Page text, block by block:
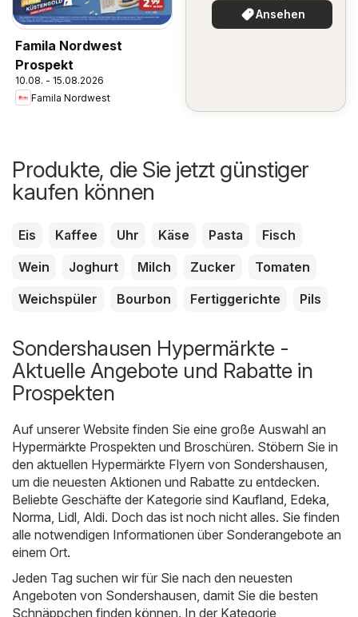
Famila Nordwest
Prospekt
10.08. - 15.08.2026
Famila Nordwest
Ansehen
Produkte, die Sie jetzt günstiger
kaufen können
Eis Kaffee Uhr Käse Pasta
Fisch
Wein
Joghurt Milch Zucker
Tomaten
Weichspüler
Bourbon Fertiggerichte Pils
Sondershausen Hypermärkte -
Aktuelle Angebote und Rabatte in
Prospekten
Auf unserer Website finden Sie eine große Auswahl an
Hypermärkte Prospekten und Broschüren. Stöbern Sie in
den aktuellen Hypermärkte Flyern von Sondershausen,
um die neuesten Aktionen und Rabatte zu entdecken.
Beliebte Geschäfte der Kategorie sind Kaufland, Edeka,
Norma, Lidl, Aldi. Doch das ist noch nicht alles. Sie finden
alle notwendigen Informationen über Sonderangebote an
einem Ort.
Jeden Tag suchen wir für Sie nach den neuesten
Angeboten von Sondershausen, damit Sie die besten
Schnäppchen finden können. In der Kategorie